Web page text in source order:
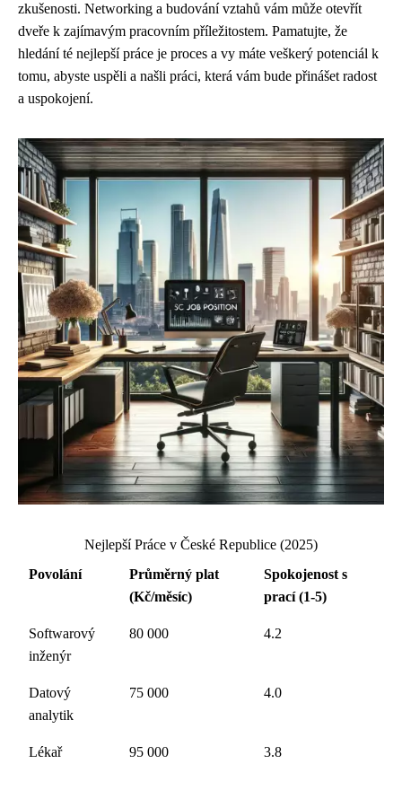
zkušenosti. Networking a budování vztahů vám může otevřít
dveře k zajímavým pracovním příležitostem. Pamatujte, že
hledání té nejlepší práce je proces a vy máte veškerý potenciál k
tomu, abyste uspěli a našli práci, která vám bude přinášet radost
a uspokojení.
Nejlepší Práce v České Republice (2025)
Povolání
Průměrný plat
(Kč/měsíc)
Spokojenost s
prací (1-5)
Softwarový
inženýr
80 000 4.2
Datový
analytik
75 000 4.0
Lékař 95 000 3.8